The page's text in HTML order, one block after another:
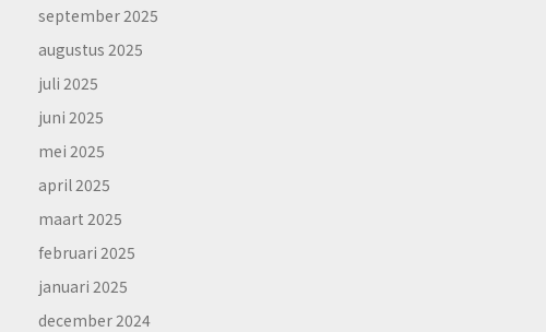
september 2025
augustus 2025
juli 2025
juni 2025
mei 2025
april 2025
maart 2025
februari 2025
januari 2025
december 2024